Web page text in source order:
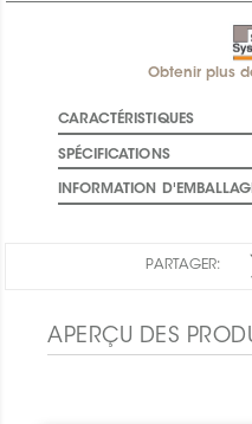
Obtenir plus
CARACTÉRISTIQUES
SPÉCIFICATIONS
INFORMATION
PARTAGER:
APERÇU DES